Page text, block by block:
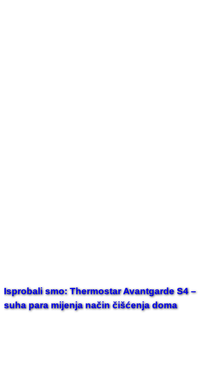
Isprobali smo: Thermostar Avantgarde S4 –
suha para mijenja način čišćenja doma